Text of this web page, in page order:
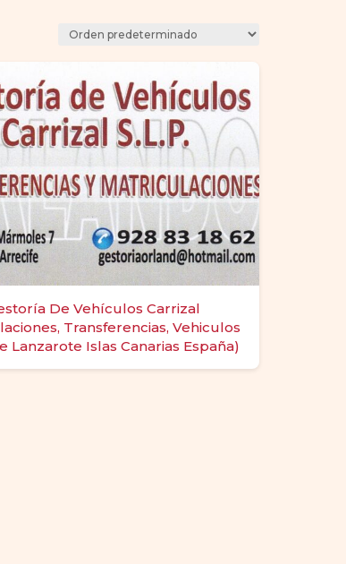
De Vehículos Carrizal
Transferencias, Vehiculos
Lanzarote Islas Canarias España)